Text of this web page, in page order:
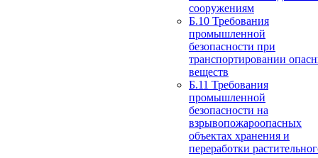
сооружениям
Б.10 Требования
промышленной
безопасности при
транспортировании
веществ
Б.11 Требования
промышленной
безопасности на
взрывопожароопасных
объектах хранения и
переработки